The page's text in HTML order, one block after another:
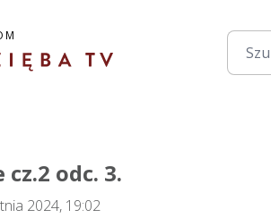
odc. 3.
2024, 19:02